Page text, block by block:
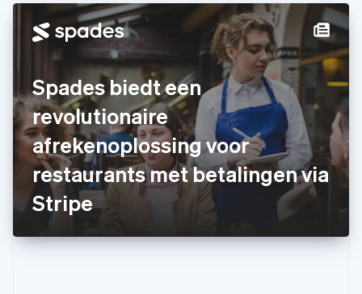
Spades biedt een
revolutionaire
afrekenoplossing voor
restaurants met betalingen via
Stripe
Ierland
English
India
English
ItalianoEnglish
Japan
日本語English
Kroatië
EnglishItaliano
Letland
English
Liechtenstein
Deutsch
Litouwen